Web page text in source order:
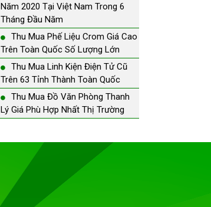
Năm 2020 Tại Việt Nam Trong 6
Tháng Đầu Năm
Thu Mua Phế Liệu Crom Giá Cao
Trên Toàn Quốc Số Lượng Lớn
Thu Mua Linh Kiện Điện Tử Cũ
Trên 63 Tỉnh Thành Toàn Quốc
Thu Mua Đồ Văn Phòng Thanh
Lý Giá Phù Hợp Nhất Thị Trường